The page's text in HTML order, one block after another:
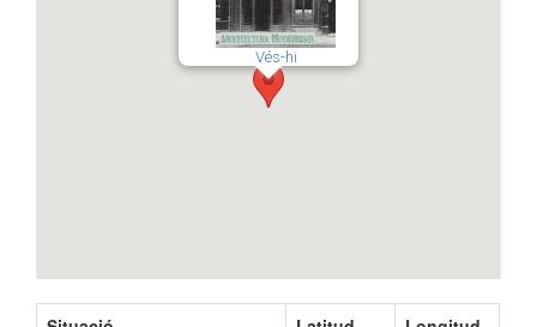
Vés-hi